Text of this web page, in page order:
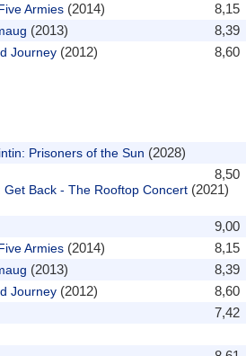
8,15
Armies(2014)
8,39
(2013)
8,60
Journey(2012)
Prisoners of the Sun (2028)
8,50
Back - The Rooftop Concert(2021)
9,00
8,15
Armies(2014)
8,39
(2013)
8,60
Journey(2012)
7,42